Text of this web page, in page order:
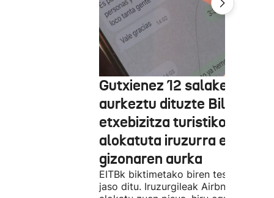
Gutxienez 12 salaketa
aurkeztu dituzte Bilbon
etxebizitza turistiko bat
alokatuta iruzurra egin
gizonaren aurka
EITBk biktimetako biren testigantzak
jaso ditu. Iruzurgileak Airbnb bidez